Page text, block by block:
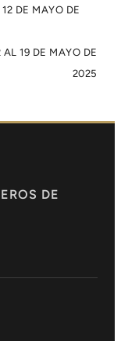
DE MAYO DE
19 DE MAYO DE
2025
DE